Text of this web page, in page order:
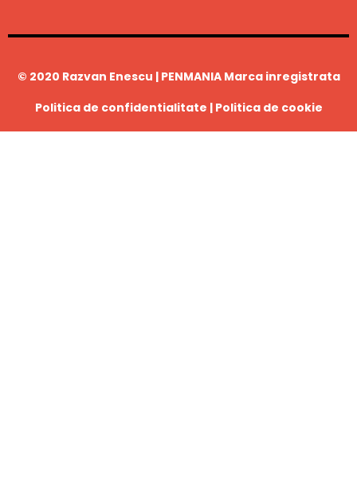
© 2020 Razvan Enescu | PENMANIA Marca inregistrata
Politica de confidentialitate | Politica de cookie